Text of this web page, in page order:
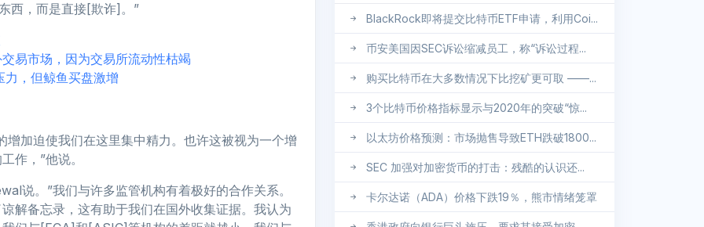
西，而是直接[欺诈]。”
易市场，因为交易所流动性枯竭
，但鲸鱼买盘激增
加迫使我们在这里集中精力。也许这被视为一个增
作，”他说。
说。”我们与许多监管机构有着极好的合作关系。
解备忘录，这有助于我们在国外收集证据。我认为
BlackRock即将提交比特币ETF申请，利用Coi...
币安美国因SEC诉讼缩减员工，称“诉讼过程...
购买比特币在大多数情况下比挖矿更可取 ——...
3个比特币价格指标显示与2020年的突破“惊...
以太坊价格预测：市场抛售导致ETH跌破1800...
SEC 加强对加密货币的打击：残酷的认识还...
卡尔达诺（ADA）价格下跌19％，熊市情绪笼罩